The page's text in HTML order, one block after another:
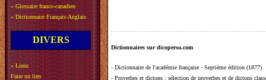
» Glossaire franco-canadien
» Dictionnaire Français-Anglais
DIVERS
» Liens
Faire un lien
Dictionnaires sur dicoperso.com
- Dictionnaire de l'académie française - Septième édition (1877)
- Proverbes et dictons : sélection de proverbes et de dictons